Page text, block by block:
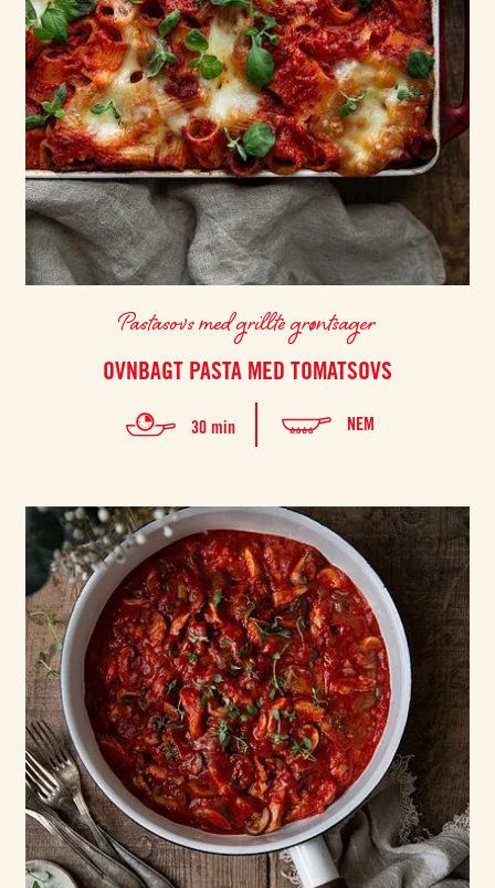
Pastasovs med grillte grøntsager
OVNBAGT PASTA MED TOMATSOVS
30 min NEM